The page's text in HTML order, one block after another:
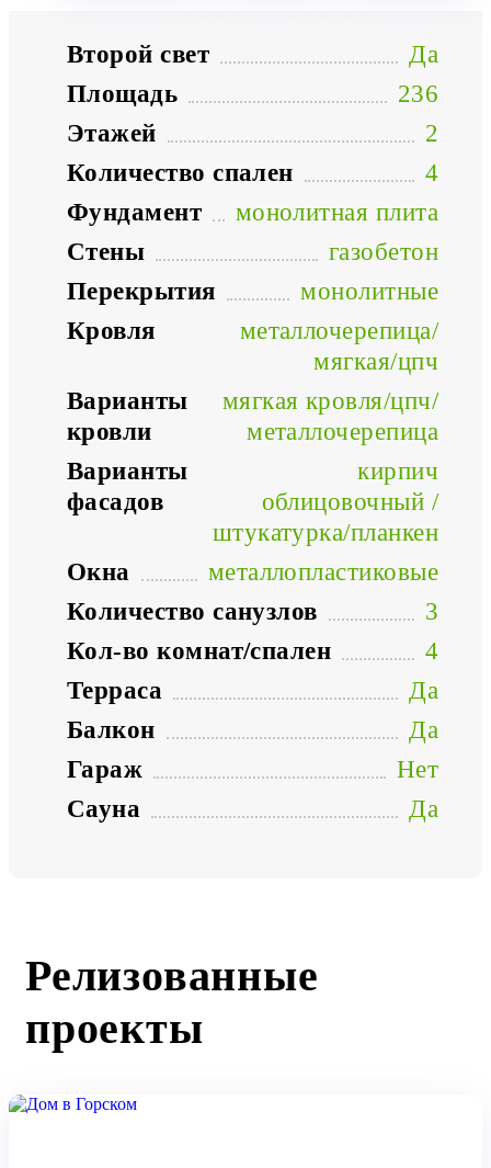
Второй свет
Да
Площадь
236
Этажей
2
Количество спален
4
Фундамент
монолитная плита
Стены
газобетон
Перекрытия
монолитные
Кровля
металлочерепица/
мягкая/цпч
Варианты
кровли
мягкая кровля/цпч/
металлочерепица
Варианты
фасадов
кирпич
облицовочный /
штукатурка/планкен
Окна
металлопластиковые
Количество санузлов
3
Кол-во комнат/спален
4
Терраса
Да
Балкон
Да
Гараж
Нет
Сауна
Да
Релизованные
проекты